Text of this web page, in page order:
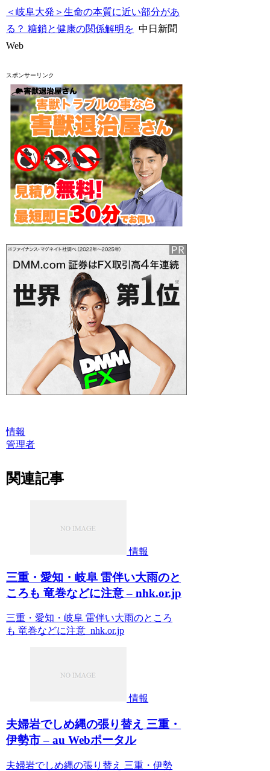
＜岐阜大発＞生命の本質に近い部分があ
る？ 糖鎖と健康の関係解明を 中日新聞
Web
スポンサーリンク
情報
管理者
関連記事
情報
三重・愛知・岐阜 雷伴い大雨のと
ころも 竜巻などに注意 – nhk.or.jp
三重・愛知・岐阜 雷伴い大雨のところ
も 竜巻などに注意 nhk.or.jp
情報
夫婦岩でしめ縄の張り替え 三重・
伊勢市 – au Webポータル
夫婦岩でしめ縄の張り替え 三重・伊勢